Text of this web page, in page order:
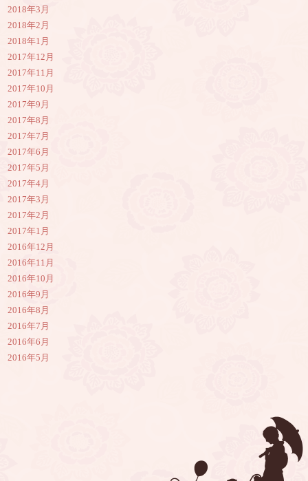
2018年3月
2018年2月
2018年1月
2017年12月
2017年11月
2017年10月
2017年9月
2017年8月
2017年7月
2017年6月
2017年5月
2017年4月
2017年3月
2017年2月
2017年1月
2016年12月
2016年11月
2016年10月
2016年9月
2016年8月
2016年7月
2016年6月
2016年5月